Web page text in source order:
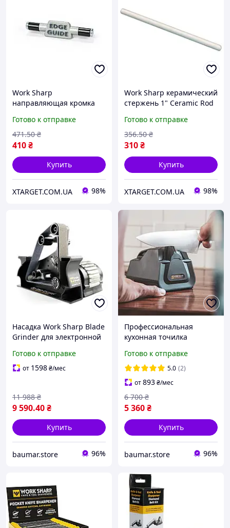
Work Sharp
направляющая кромка
Edition MK2
Готово к отправке
410₴
471.50 ₴
Купить
XTARGET.COM.UA 98%
Work Sharp керамический
стержень 1" Ceramic Rod
Готово к отправке
310₴
356.50 ₴
Купить
XTARGET.COM.UA 98%
Насадка Work Sharp Blade
Grinder для электронной
Onion Edition
Готово к отправке
от 1598₴/мес
9 590.40₴
11 988 ₴
Купить
baumar.store 96%
Профессиональная
кухонная точилка
Sharp E2. Точилка для
кухонних и туристических
ножей
Готово к отправке
5.0 (2)
от893₴/мес
5 360₴
6 700 ₴
Купить
baumar.store 96%